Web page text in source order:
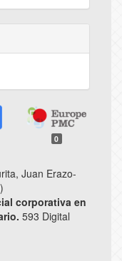
0
Juan Erazo-
corporativa en
593 Digital